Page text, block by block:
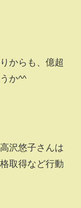
からも、億超
か^^
沢悠子さんは
取得など行動